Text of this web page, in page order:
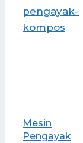
Mesin
Pengayak